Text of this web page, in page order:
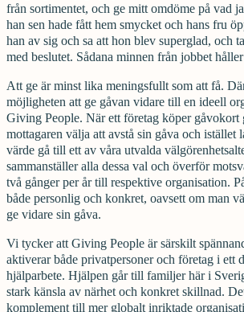
från sortimentet, och ge mitt omdöme på vad
han sen hade fått hem smycket och hans fru
han av sig och sa att hon blev superglad, och
med beslutet. Sådana minnen från jobbet
Att ge är minst lika meningsfullt som att få.
möjligheten att ge gåvan vidare till en ideell
Giving People. När ett företag köper gåvokort
mottagaren välja att avstå sin gåva och istället
värde gå till ett av våra utvalda
sammanställer alla dessa val och överför
två gånger per år till respektive organisation.
både personlig och konkret, oavsett om man
ge vidare sin gåva.
Vi tycker att Giving People är särskilt
aktiverar både privatpersoner och företag i ett
hjälparbete. Hjälpen går till familjer här i
stark känsla av närhet och konkret skillnad.
komplement till mer globalt inriktade